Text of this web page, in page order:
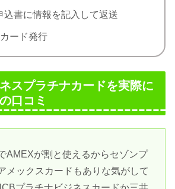
込書に情報を記入して返送
ード発行
スプラチナカードを実際に
口コミ
AMEXが割と使えるからセゾンプ
メックスカードもありな気がして